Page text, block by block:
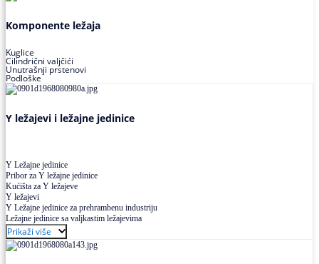
Komponente ležaja
Kuglice
Cilindrični valjčići
Unutrašnji prstenovi
Podloške
Y ležajevi i ležajne jedinice
Y Ležajne jedinice
Pribor za Y ležajne jedinice
Kućišta za Y ležajeve
Y ležajevi
Y Ležajne jedinice za prehrambenu industriju
Ležajne jedinice sa valjkastim ležajevima
Prikaži više